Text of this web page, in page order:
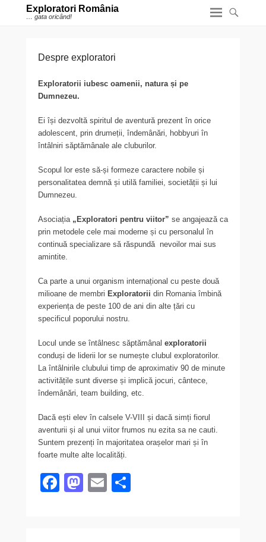
Exploratori România
… gata oricând!
Despre exploratori
Exploratorii iubesc oamenii, natura și pe
Dumnezeu.
Ei își dezvoltă spiritul de aventură prezent în orice
adolescent, prin drumeții, îndemânări, hobbyuri în
întâlniri săptămânale ale cluburilor.
Scopul lor este să-și formeze caractere nobile și
personalitatea demnă și utilă familiei, societății și lui
Dumnezeu.
Asociația „Exploratori pentru viitor” se angajează ca
prin metodele cele mai moderne și cu personalul în
continuă specializare să răspundă nevoilor mai sus
amintite.
Ca parte a unui organism internațional cu peste două
milioane de membri Exploratorii din Romania îmbină
experiența de peste 100 de ani din alte țări cu
specificul poporului nostru.
Locul unde se întâlnesc săptămânal exploratorii
conduși de liderii lor se numește clubul exploratorilor.
La întâlnirile clubului timp de aproximativ 90 de minute
activitățile sunt diverse și implică jocuri, cântece,
îndemânări, team building, etc.
Dacă ești elev în calsele V-VIII și dacă simți fiorul
aventurii și al unui viitor frumos nu ezita sa ne cauti.
Suntem prezenți în majoritatea orașelor mari și în
foarte multe alte localități.
F
M
E